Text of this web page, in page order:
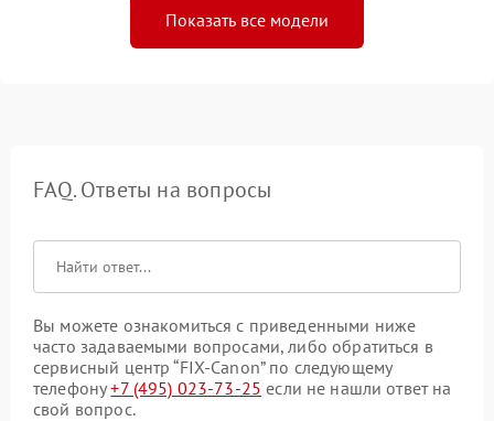
Показать все модели
FAQ. Ответы на вопросы
Вы можете ознакомиться с приведенными ниже
часто задаваемыми вопросами, либо обратиться в
сервисный центр “FIX-Canon” по следующему
телефону+7 (495) 023-73-25 если не нашли ответ на
свой вопрос.